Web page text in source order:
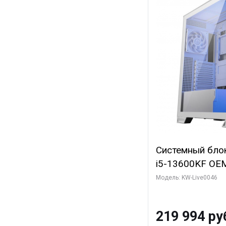
Системный
i5-13600KF
7, C14 8EC/
SSD)
Модель: KW-Live0046
219 994